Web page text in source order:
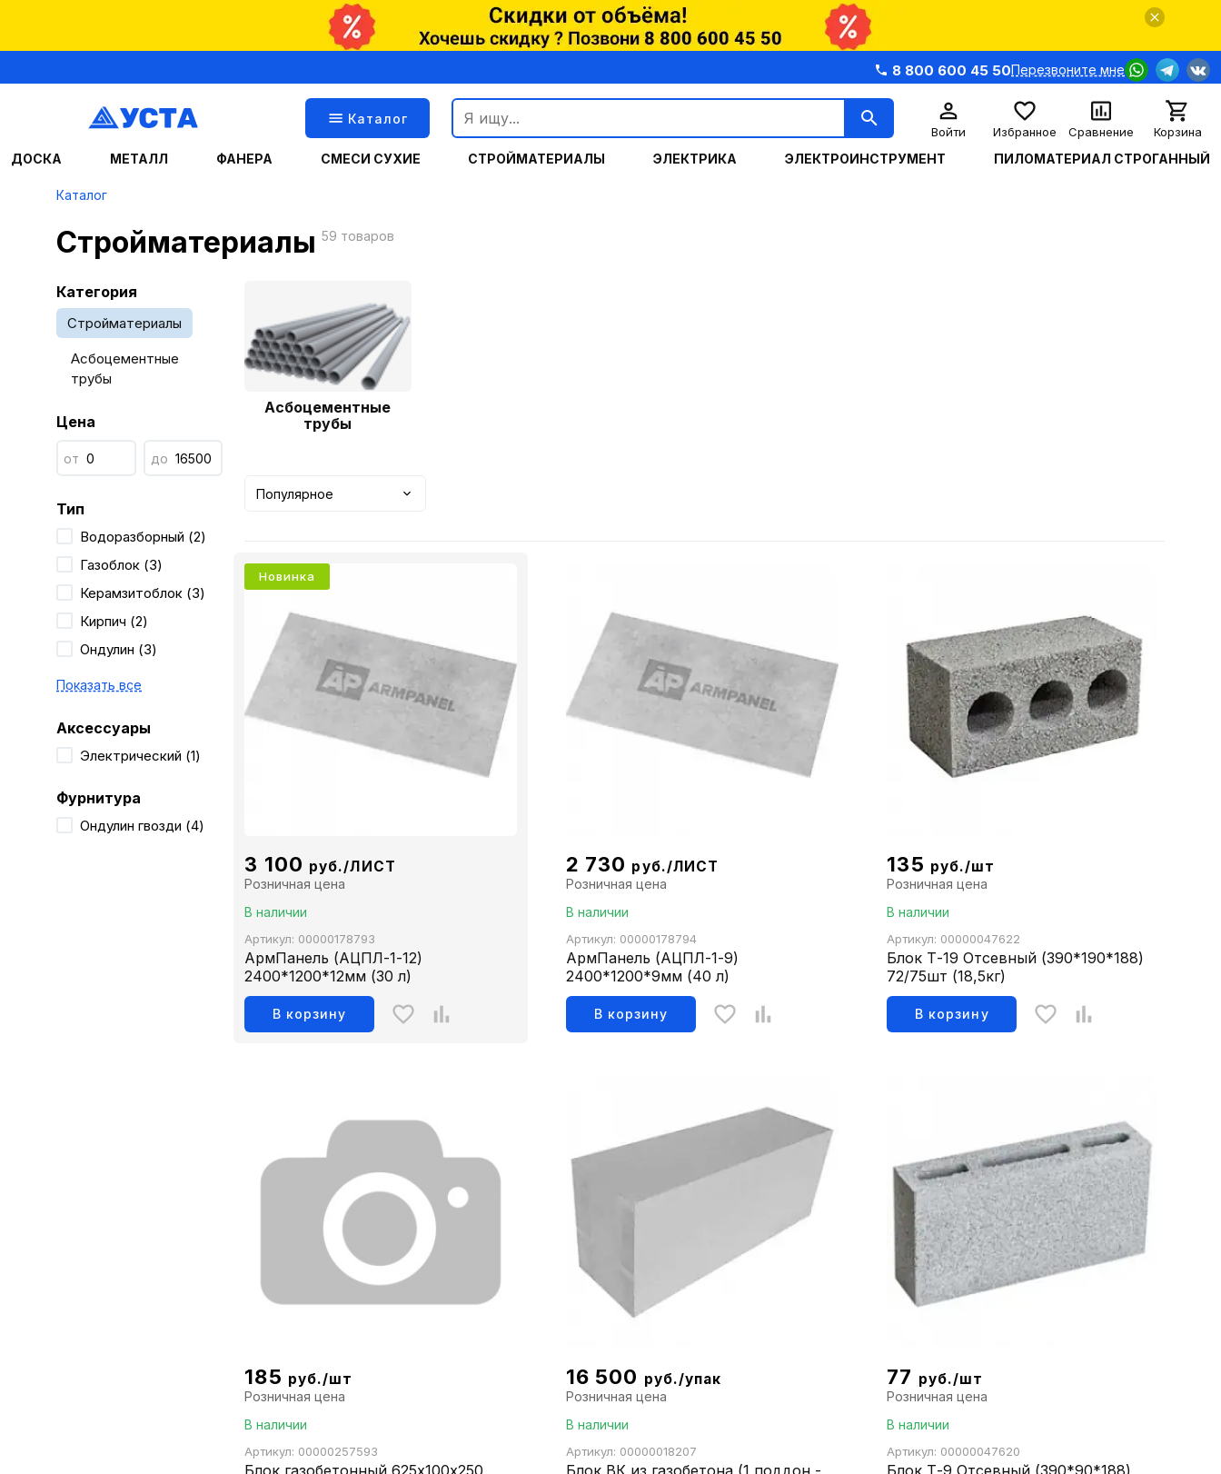
8 800 600 45 50Перезвоните мне
Каталог
Войти Избранное Сравнение Корзина
ДОСКА МЕТАЛЛ ФАНЕРА СМЕСИ СУХИЕ СТРОЙМАТЕРИАЛЫ ЭЛЕКТРИКА ЭЛЕКТРОИНСТРУМЕНТ ПИЛОМАТЕРИАЛ СТРОГАННЫЙ
Каталог
Стройматериалы 59 товаров
Категория
Стройматериалы
Асбоцементные
трубы
Цена
от до
Тип
Водоразборный (2)
Газоблок (3)
Керамзитоблок (3)
Кирпич (2)
Ондулин (3)
Показать все
Аксессуары
Электрический (1)
Фурнитура
Ондулин гвозди (4)
Асбоцементные
трубы
Популярное
3 100 руб./ЛИСТ
Розничная цена
В наличии
Артикул: 00000178793
АрмПанель (АЦПЛ-1-12)
2400*1200*12мм (30 л)
В корзину
Новинка
2 730 руб./ЛИСТ
Розничная цена
В наличии
Артикул: 00000178794
АрмПанель (АЦПЛ-1-9)
2400*1200*9мм (40 л)
В корзину
135 руб./шт
Розничная цена
В наличии
Артикул: 00000047622
Блок Т-19 Отсевный (390*190*188)
72/75шт (18,5кг)
В корзину
185 руб./шт
Розничная цена
В наличии
Артикул: 00000257593
16 500 руб./упак
Розничная цена
В наличии
Артикул: 00000018207
77 руб./шт
Розничная цена
В наличии
Артикул: 00000047620